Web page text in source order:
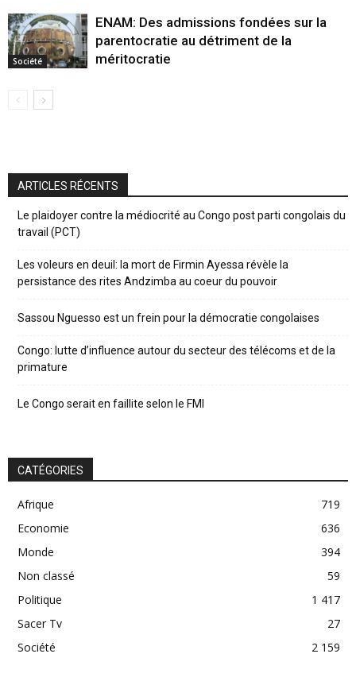
Société
ENAM: Des admissions fondées sur la
parentocratie au détriment de la
méritocratie
ARTICLES RÉCENTS
Le plaidoyer contre la médiocrité au Congo post parti congolais du
travail (PCT)
Les voleurs en deuil: la mort de Firmin Ayessa révèle la
persistance des rites Andzimba au coeur du pouvoir
Sassou Nguesso est un frein pour la démocratie congolaises
Congo: lutte d’influence autour du secteur des télécoms et de la
primature
Le Congo serait en faillite selon le FMI
CATÉGORIES
Afrique
719
Economie
636
Monde
394
Non classé
59
Politique
1 417
Sacer Tv
27
Société
2 159